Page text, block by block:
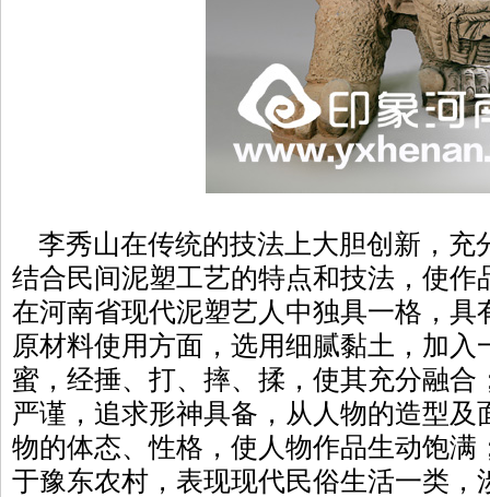
李秀山在传统的技法上大胆创新，充
结合民间泥塑工艺的特点和技法，使作
在河南省现代泥塑艺人中独具一格，具
原材料使用方面，选用细腻黏土，加
蜜，经捶、打、摔、揉，使其充分融合
严谨，追求形神具备，从人物的造型
物的体态、性格，使人物作品生动饱满
于豫东农村，表现现代民俗生活一类，